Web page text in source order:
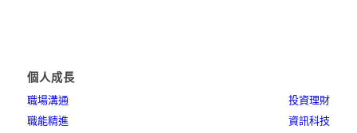
個人成長
職場溝通
職能精進
投資理財
資訊科技